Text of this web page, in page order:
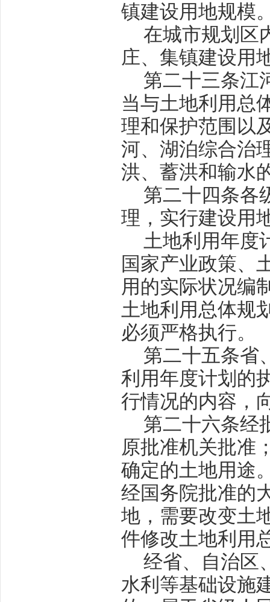
镇建设用地规模
在城市规划区
庄、集镇建设用
第二十三条江
当与土地利用总
理和保护范围以
河、湖泊综合治
洪、蓄洪和输水
第二十四条各
理，实行建设用
土地利用年度
国家产业政策、
用的实际状况编
土地利用总体规
必须严格执行。
第二十五条省
利用年度计划的
行情况的内容，
第二十六条经
原批准机关批准
确定的土地用途
经国务院批准的
地，需要改变土
件修改土地利用
经省、自治区
水利等基础设施